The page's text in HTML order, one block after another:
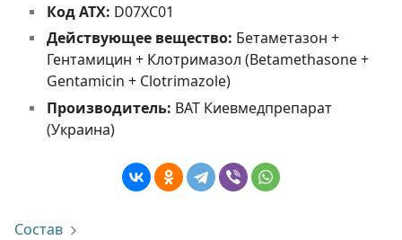
Код АТХ: D07XC01
Действующее вещество: Бетаметазон +
Гентамицин + Клотримазол (Betamethasone +
Gentamicin + Clotrimazole)
Производитель: ВАТ Киевмедпрепарат
(Украина)
Состав